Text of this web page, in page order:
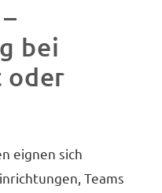
bei
oder
eignen sich
Teams